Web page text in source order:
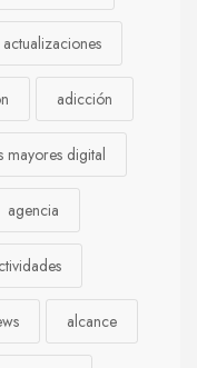
actualizaciones
adicción
mayores digital
agencia
alcance